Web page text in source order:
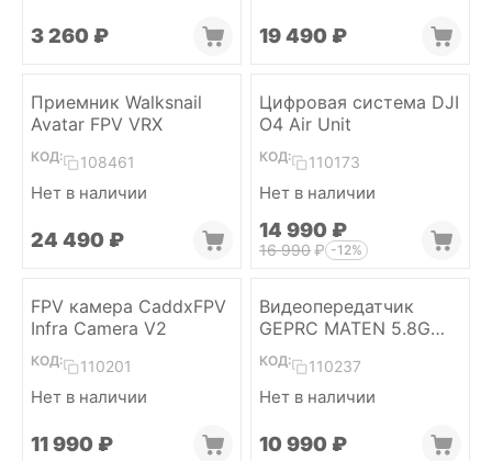
3 260 ₽ 19 490 ₽
Приемник Walksnail
Avatar FPV VRX
КОД: 108461
Нет в наличии
24 490 ₽
Цифровая система DJI
O4 Air Unit
КОД: 110173
Нет в наличии
14 990 ₽
16 990₽ -12%
FPV камера CaddxFPV
Infra Camera V2
КОД: 110201
Нет в наличии
11 990 ₽
Видеопередатчик
GEPRC MATEN 5.8G
5W VTX PRO
КОД: 110237
Нет в наличии
10 990 ₽